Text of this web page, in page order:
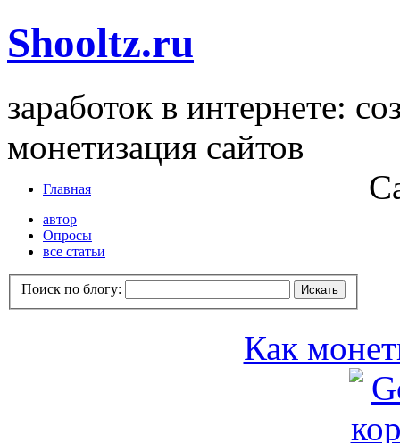
Shooltz.ru
заработок в интернете:
монетизация сайтов
Главная
автор
Опросы
все статьи
Поиск по блогу:
Как